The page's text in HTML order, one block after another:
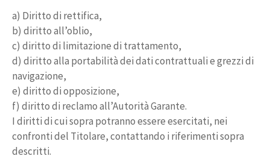
a) Diritto di rettifica,
b) diritto all’oblio,
c) diritto di limitazione di trattamento,
d) diritto alla portabilità dei dati contrattuali e grezzi di
navigazione,
e) diritto di opposizione,
f) diritto di reclamo all’Autorità Garante.
I diritti di cui sopra potranno essere esercitati, nei
confronti del Titolare, contattando i riferimenti sopra
descritti.